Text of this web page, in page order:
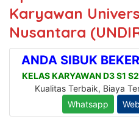
Karyawan
Nusantara